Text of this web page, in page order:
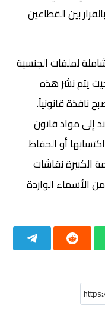
بين القطاعين
لملفات الجنسية
يتم نشر هذه
نافذة قانونياً.
إلى مواد قانون
أو الحفاظ
الكبيرة نقاشات
الأسماء الواردة